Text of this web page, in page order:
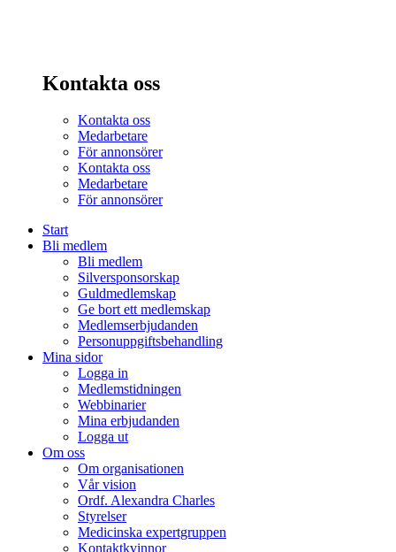
Kontakta oss
Kontakta oss
Medarbetare
För annonsörer
Kontakta oss
Medarbetare
För annonsörer
Start
Bli medlem
Bli medlem
Silversponsorskap
Guldmedlemskap
Ge bort ett medlemskap
Medlemserbjudanden
Personuppgiftsbehandling
Mina sidor
Logga in
Medlemstidningen
Webbinarier
Mina erbjudanden
Logga ut
Om oss
Om organisationen
Vår vision
Ordf. Alexandra Charles
Styrelser
Medicinska expertgruppen
Kontaktkvinnor